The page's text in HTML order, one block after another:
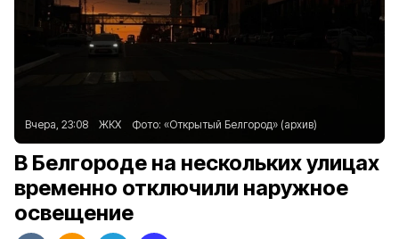
Вчера, 23:08 ЖКХ Фото: «Открытый Белгород» (архив)
В Белгороде на нескольких улицах
временно отключили наружное
освещение